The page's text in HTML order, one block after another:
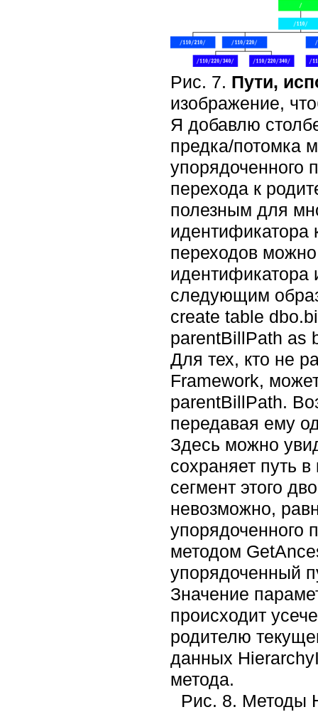
Рис. 7. Пути,
изображение,
Я добавлю
предка/потомка
упорядоченного
перехода к
полезным для
идентификатора
переходов
идентификатора
следующим
create table
parentBillPath as
Для тех, кто не
Framework,
parentBillPath.
передавая ему
Здесь можно
сохраняет путь
сегмент этого
невозможно,
упорядоченного
методом
упорядоченный
Значение
происходит
родителю
данных
метода.
Рис. 8. Методы